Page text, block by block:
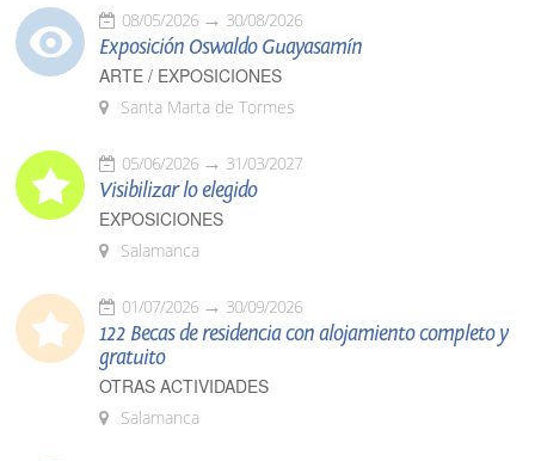
08/05/2026 30/08/2026
Exposición Oswaldo Guayasamín
ARTE / EXPOSICIONES
Santa Marta de Tormes
05/06/2026 31/03/2027
Visibilizar lo elegido
EXPOSICIONES
Salamanca
01/07/2026 30/09/2026
122 Becas de residencia con alojamiento completo y
gratuito
OTRAS ACTIVIDADES
Salamanca